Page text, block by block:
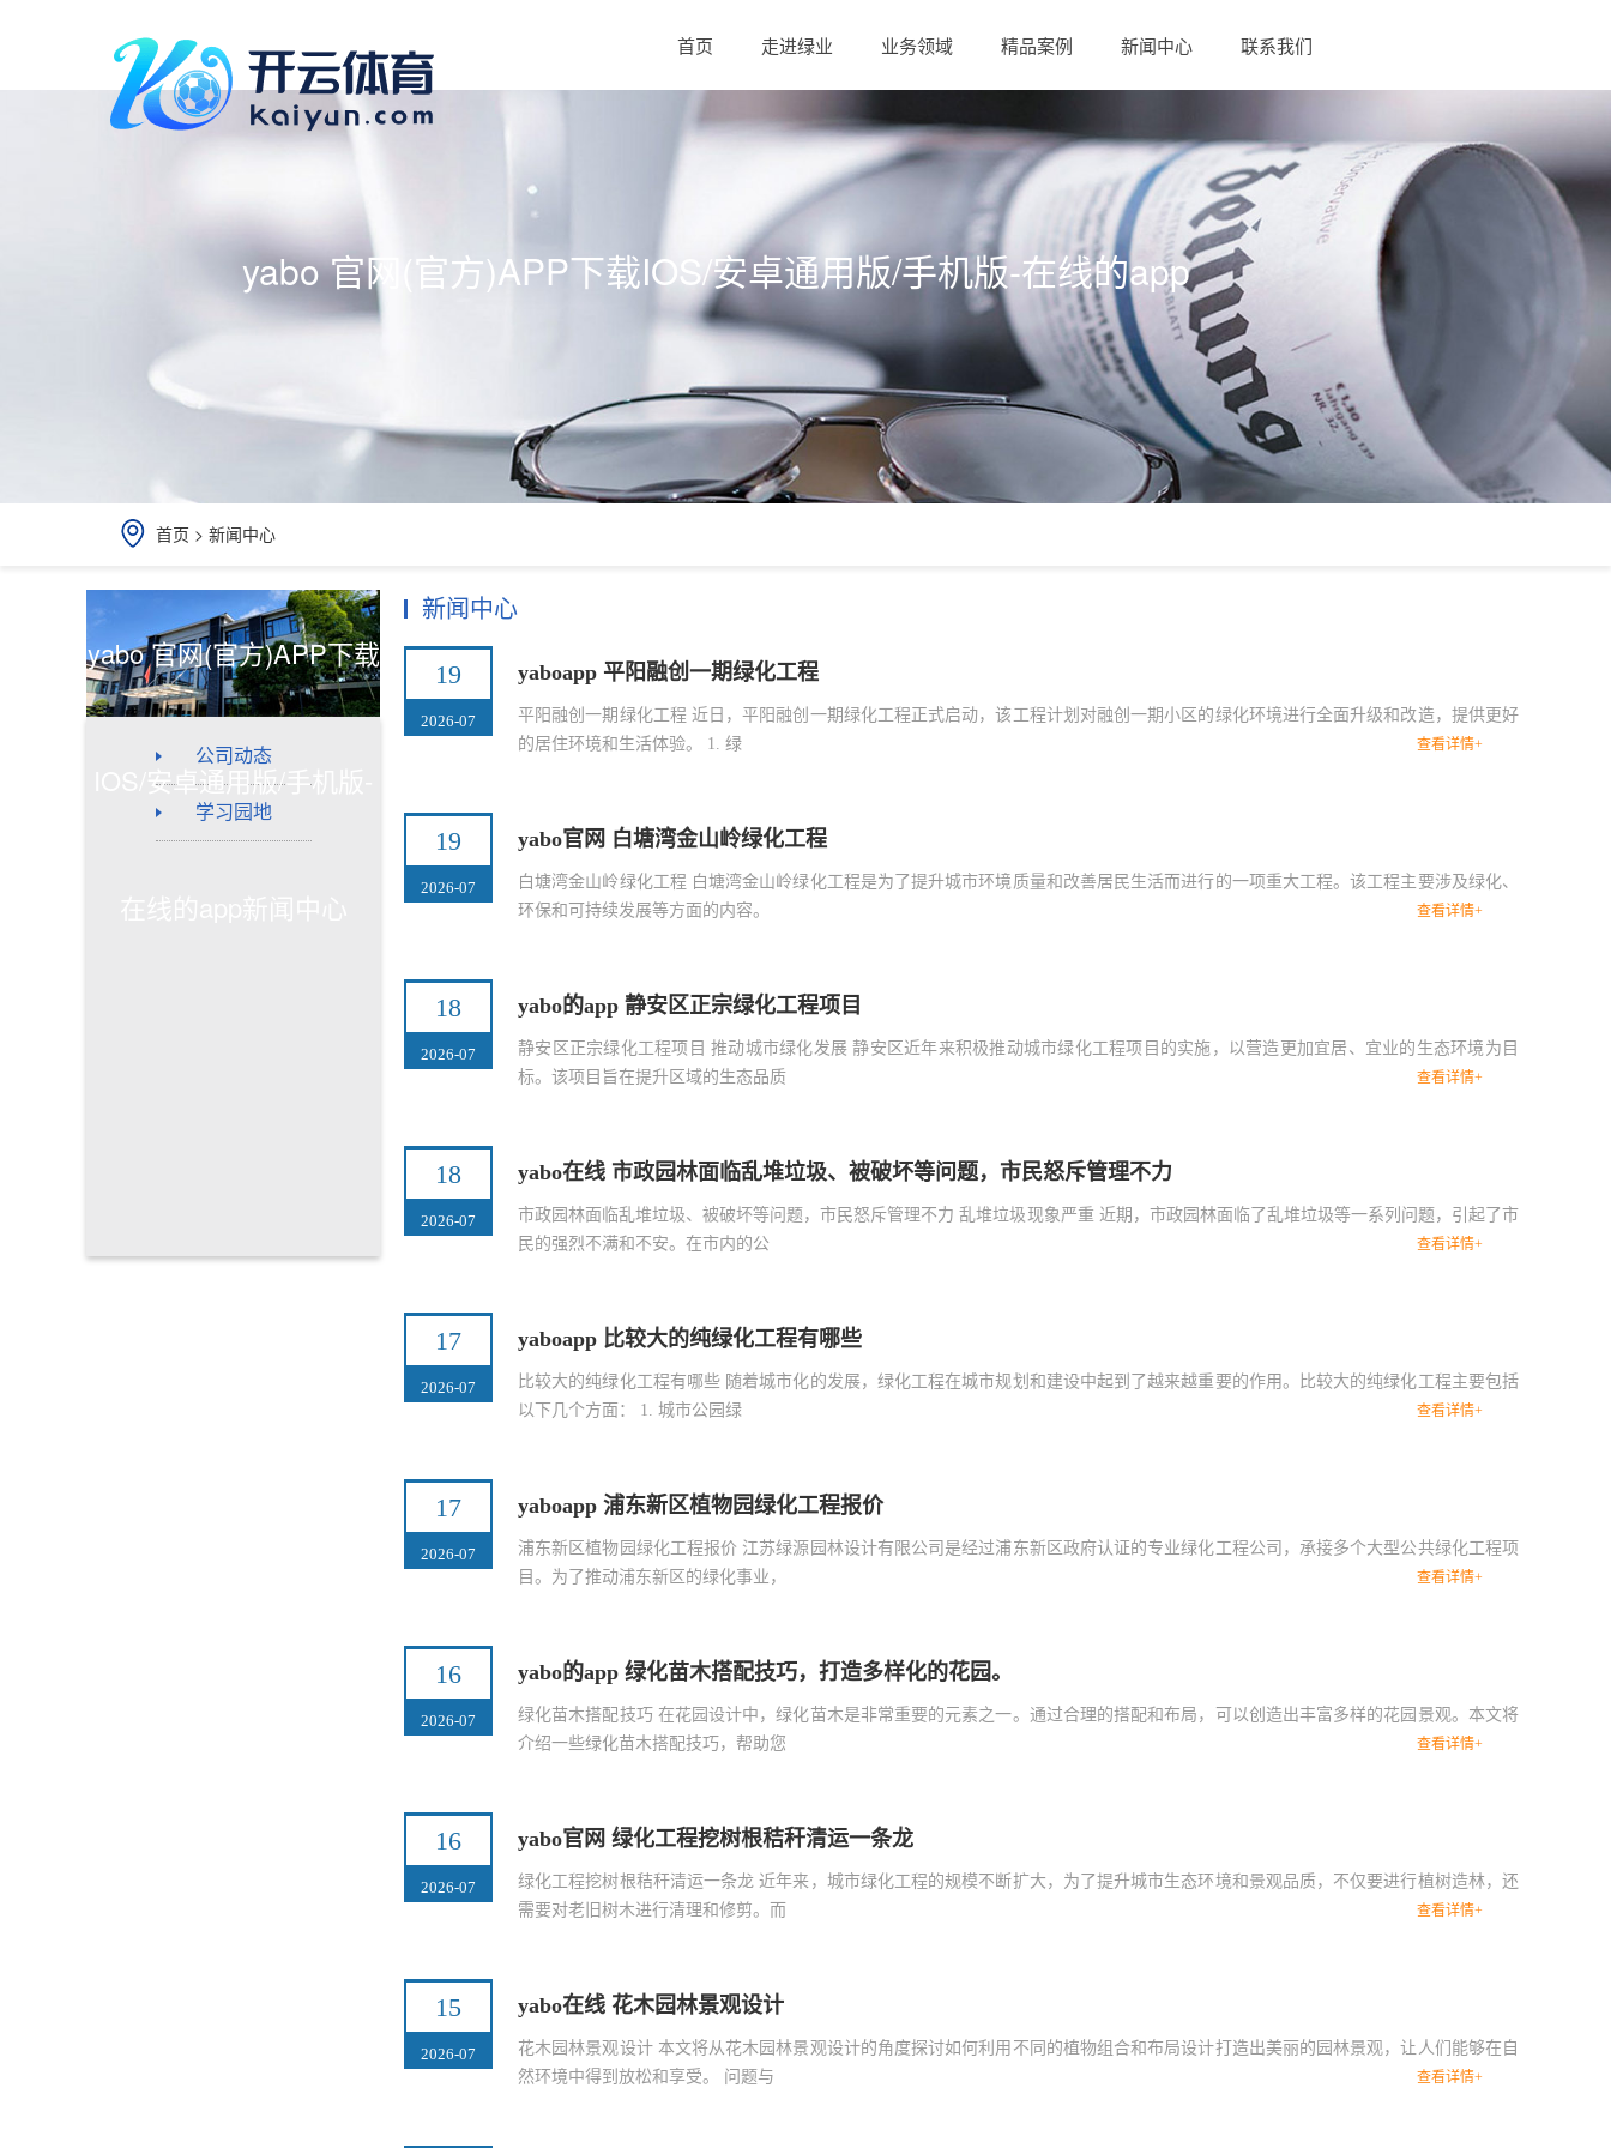
首页 走进绿业 业务领域 精品案例 新闻中心 联系我们
yabo 官网(官方)APP下载IOS/安卓通用版/手机版-在线的app
首页 >新闻中心
yabo 官网(官方)APP下载
IOS/安卓通用版/手机版-
公司动态
学习园地
新闻中心
19
2026-07
yaboapp 平阳融创一期绿化工程
平阳融创一期绿化工程 近日，平阳融创一期绿化工程正式启动，该工程计划对融创一期小区的绿化环境进行全面升级和改造，提供更好
的居住环境和生活体验。 1. 绿
查看详情+
19
2026-07
yabo官网 白塘湾金山岭绿化工程
白塘湾金山岭绿化工程 白塘湾金山岭绿化工程是为了提升城市环境质量和改善居民生活而进行的一项重大工程。该工程主要涉及绿化、
环保和可持续发展等方面的内容。
查看详情+
18
2026-07
yabo的app 静安区正宗绿化工程项目
静安区正宗绿化工程项目 推动城市绿化发展 静安区近年来积极推动城市绿化工程项目的实施，以营造更加宜居、宜业的生态环境为目
标。该项目旨在提升区域的生态品质
查看详情+
18
2026-07
yabo在线 市政园林面临乱堆垃圾、被破坏等问题，市民怒斥管理不力
市政园林面临乱堆垃圾、被破坏等问题，市民怒斥管理不力 乱堆垃圾现象严重 近期，市政园林面临了乱堆垃圾等一系列问题，引起了市
民的强烈不满和不安。在市内的公
查看详情+
17
2026-07
yaboapp 比较大的纯绿化工程有哪些
比较大的纯绿化工程有哪些 随着城市化的发展，绿化工程在城市规划和建设中起到了越来越重要的作用。比较大的纯绿化工程主要包括
以下几个方面： 1. 城市公园绿
查看详情+
17
2026-07
yaboapp 浦东新区植物园绿化工程报价
浦东新区植物园绿化工程报价 江苏绿源园林设计有限公司是经过浦东新区政府认证的专业绿化工程公司，承接多个大型公共绿化工程项
目。为了推动浦东新区的绿化事业，
查看详情+
16
2026-07
yabo的app 绿化苗木搭配技巧，打造多样化的花园。
绿化苗木搭配技巧 在花园设计中，绿化苗木是非常重要的元素之一。通过合理的搭配和布局，可以创造出丰富多样的花园景观。本文将
介绍一些绿化苗木搭配技巧，帮助您
查看详情+
16
2026-07
yabo官网 绿化工程挖树根秸秆清运一条龙
绿化工程挖树根秸秆清运一条龙 近年来，城市绿化工程的规模不断扩大，为了提升城市生态环境和景观品质，不仅要进行植树造林，还
需要对老旧树木进行清理和修剪。而
查看详情+
15
2026-07
yabo在线 花木园林景观设计
花木园林景观设计 本文将从花木园林景观设计的角度探讨如何利用不同的植物组合和布局设计打造出美丽的园林景观，让人们能够在自
然环境中得到放松和享受。 问题与
查看详情+